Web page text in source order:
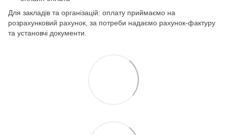
Для закладів та організацій: оплату приймаємо на
розрахунковий рахунок, за потреби надаємо рахунок-фактуру
та установчі документи.